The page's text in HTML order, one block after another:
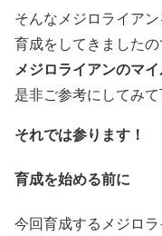
そんなメジロライア
育成をしてきましたの
メジロライアンのマ
是非ご参考にしてみて
それでは参ります！
育成を始める前に
今回育成するメジロ